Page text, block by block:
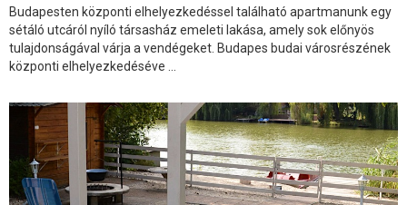
Budapesten központi elhelyezkedéssel található apartmanunk egy
sétáló utcáról nyíló társasház emeleti lakása, amely sok előnyös
tulajdonságával várja a vendégeket. Budapes budai városrészének
központi elhelyezkedéséve ...